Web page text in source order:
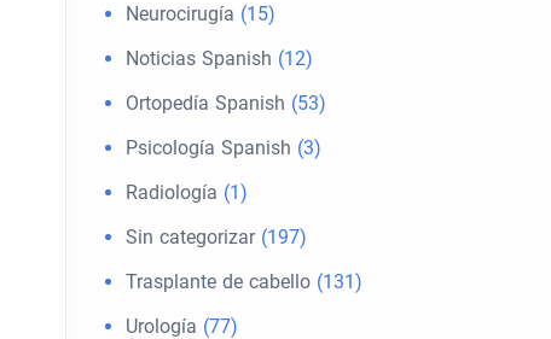
Neurocirugía (15)
Noticias Spanish (12)
Ortopedía Spanish (53)
Psicología Spanish (3)
Radiología (1)
Sin categorizar(197)
Trasplante de cabello (131)
Urología (77)